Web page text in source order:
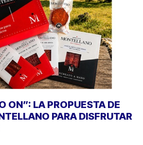
ON”: LA PROPUESTA DE
PARA DISFRUTAR